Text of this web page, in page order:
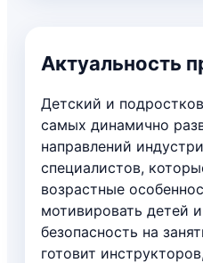
Актуальность
Детский и
самых динамично
направлений
специалистов,
возрастные
мотивировать детей
безопасность на
готовит